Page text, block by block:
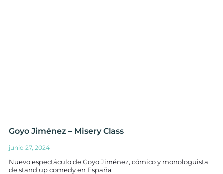
Goyo Jiménez – Misery Class
junio 27, 2024
Nuevo espectáculo de Goyo Jiménez, cómico y monologuista
de stand up comedy en España.